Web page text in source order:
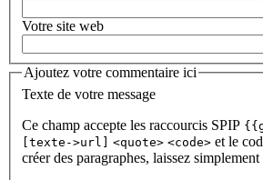
Votre site web
Ajoutez votre commentaire ici
Texte de votre message
Ce champ accepte les raccourcis SPIP
[texte->url] <quote> <code> et le
créer des paragraphes, laissez